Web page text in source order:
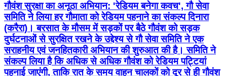
गौवंश सुरक्षा का अनूठा अभियान: 'रेडियम बनेगा कवच', गौ सेवा
समिति ने लिया हर गौमाता को रेडियम पहनाने का संकल्प दिनारा
(करैरा)। बरसात के मौसम में सड़कों पर बैठे गौवंश को सड़क
दुर्घटनाओं से सुरक्षित रखने के उद्देश्य से गौ सेवा समिति ने एक
सराहनीय एवं जनहितकारी अभियान की शुरुआत की है। समिति ने
संकल्प लिया है कि अधिक से अधिक गौवंश को रेडियम पट्टियां
पहनाई जाएंगी, ताकि रात के समय वाहन चालकों को दूर से ही गौवंश